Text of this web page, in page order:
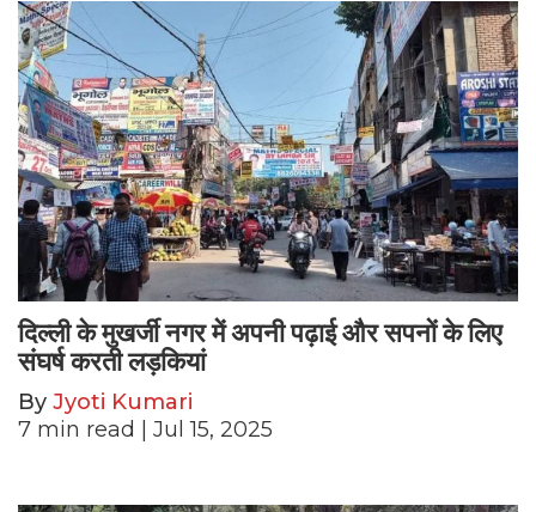
दिल्ली के मुखर्जी नगर में अपनी पढ़ाई और सपनों के लिए
संघर्ष करती लड़कियां
By Jyoti Kumari
7 min read | Jul 15, 2025